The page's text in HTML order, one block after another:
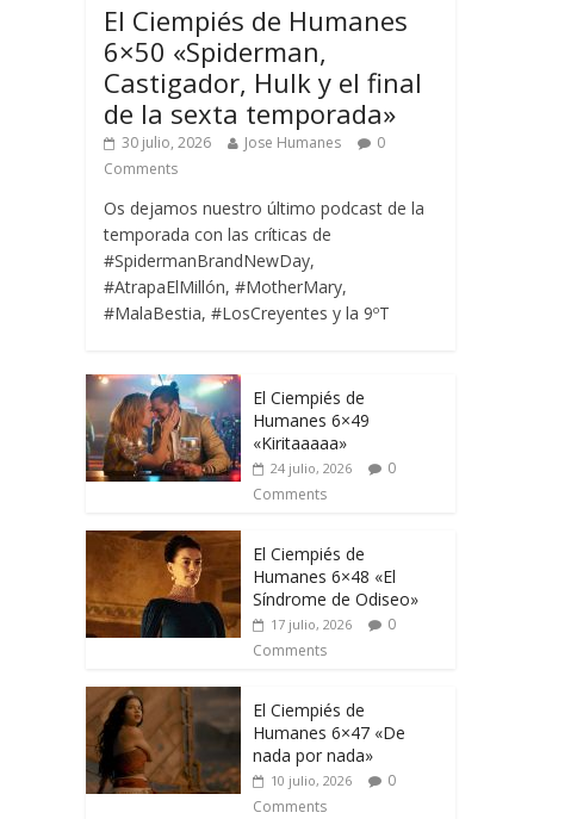
El Ciempiés de Humanes
6×50 «Spiderman,
Castigador, Hulk y el final
de la sexta temporada»
30 julio, 2026 Jose Humanes
0
Comments
Os dejamos nuestro último podcast de la
temporada con las críticas de
#SpidermanBrandNewDay,
#AtrapaElMillón, #MotherMary,
#MalaBestia, #LosCreyentes y la 9ºT
El Ciempiés de
Humanes 6×49
«Kiritaaaaa»
24 julio, 2026
0
Comments
El Ciempiés de
Humanes 6×48 «El
Síndrome de Odiseo»
17 julio, 2026
0
Comments
El Ciempiés de
Humanes 6×47 «De
nada por nada»
10 julio, 2026
0
Comments